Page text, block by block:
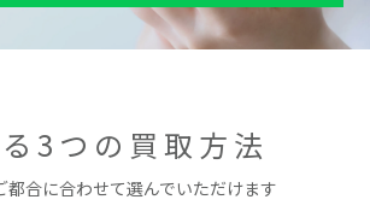
3つの買取方法
都合に合わせて選んでいただけます